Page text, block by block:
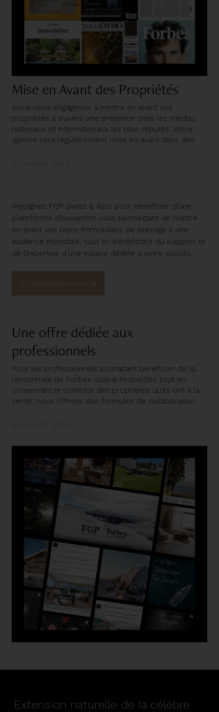
Mise en Avant des Propriétés
Nous nous engageons à mettre en avant vos
propriétés à travers une présence dans les médias
nationaux et internationaux les plus réputés. Votre
agence sera régulièrement mise en avant dans des
internationaux comme James Edition, Rightmove ou
Propriétés le Figaro. Nous utilisons une stratégie de
diffusion sur mesure pour garantir une visibilité
optimale auprès d’une audience ciblée.
communication pour connecter vos biens aux
acheteurs les plus qualifiés à l’échelle locale et
internationale.
Rejoignez FGP Swiss & Alps pour bénéficier d’une
plateforme d’exception vous permettant de mettre
en avant vos biens immobiliers de prestige à une
audience mondiale, tout en bénéficiant du support et
de l’expertise d’une équipe dédiée à votre succès.
Une offre dédiée aux
professionnels
Pour les professionnels souhaitant bénéficier de la
renommée de Forbes Global Properties tout en
conservant le contrôle des propriétés qu’ils ont à la
vente, nous offrons des formules de collaboration
Collaboration Opérationnelle
À travers un mandat conjoint ou une délégation de
mandat, nos confrères peuvent profiter du
rayonnement de FGP Swiss & Alps, capable
d’accélérer la vente de leurs propriétés d’exception
par le soutien de nos équipes de terrain, tout en leur
donnant une visibilité inégalée grâce à l’affiliation et la
vitrine Forbes Global Properties
Collaboration Marketing
Pour les professionnels qui souhaiteraient offrir une
visibilité et l’écrin Forbes Global Properties à leur
client propriétaire tout en préservant la maîtrise
totale du processus de vente de leurs propriétés
d’exception, FGP Swiss & Alps propose une formule
de collaboration permettant de profiter par le biais
Extension naturelle de la célèbre